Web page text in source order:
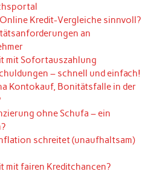
Kredit-Vergleiche sinnvoll?
an
mit Sofortauszahlung
– schnell und einfach!
Kontokauf, Bonitätsfalle in der
ohne Schufa – ein
schreitet (unaufhaltsam)
mit fairen Kreditchancen?